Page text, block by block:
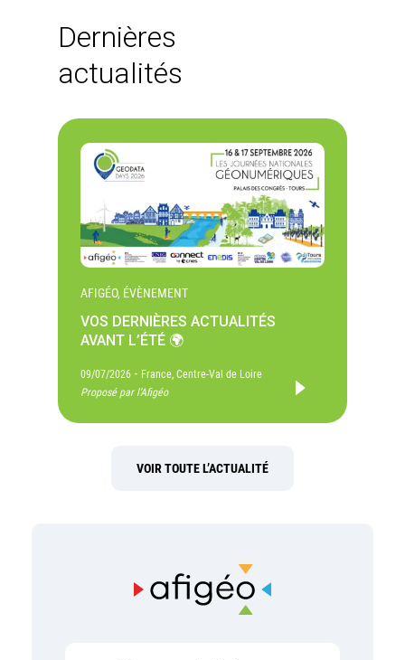
Dernières
actualités
AFIGÉO, ÉVÈNEMENT
VOS DERNIÈRES ACTUALITÉS
AVANT L’ÉTÉ 🌍
09/07/2026 - France, Centre-Val de Loire
Proposé par l'Afigéo
VOIR TOUTE L’ACTUALITÉ